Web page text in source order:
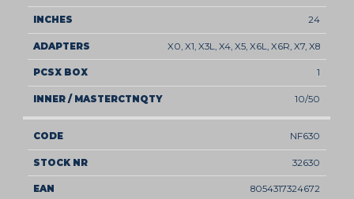
24
X0, X1, X3L, X4, X5, X6L, X6R, X7, X8
1
10/50
NF630
32630
8054317324672